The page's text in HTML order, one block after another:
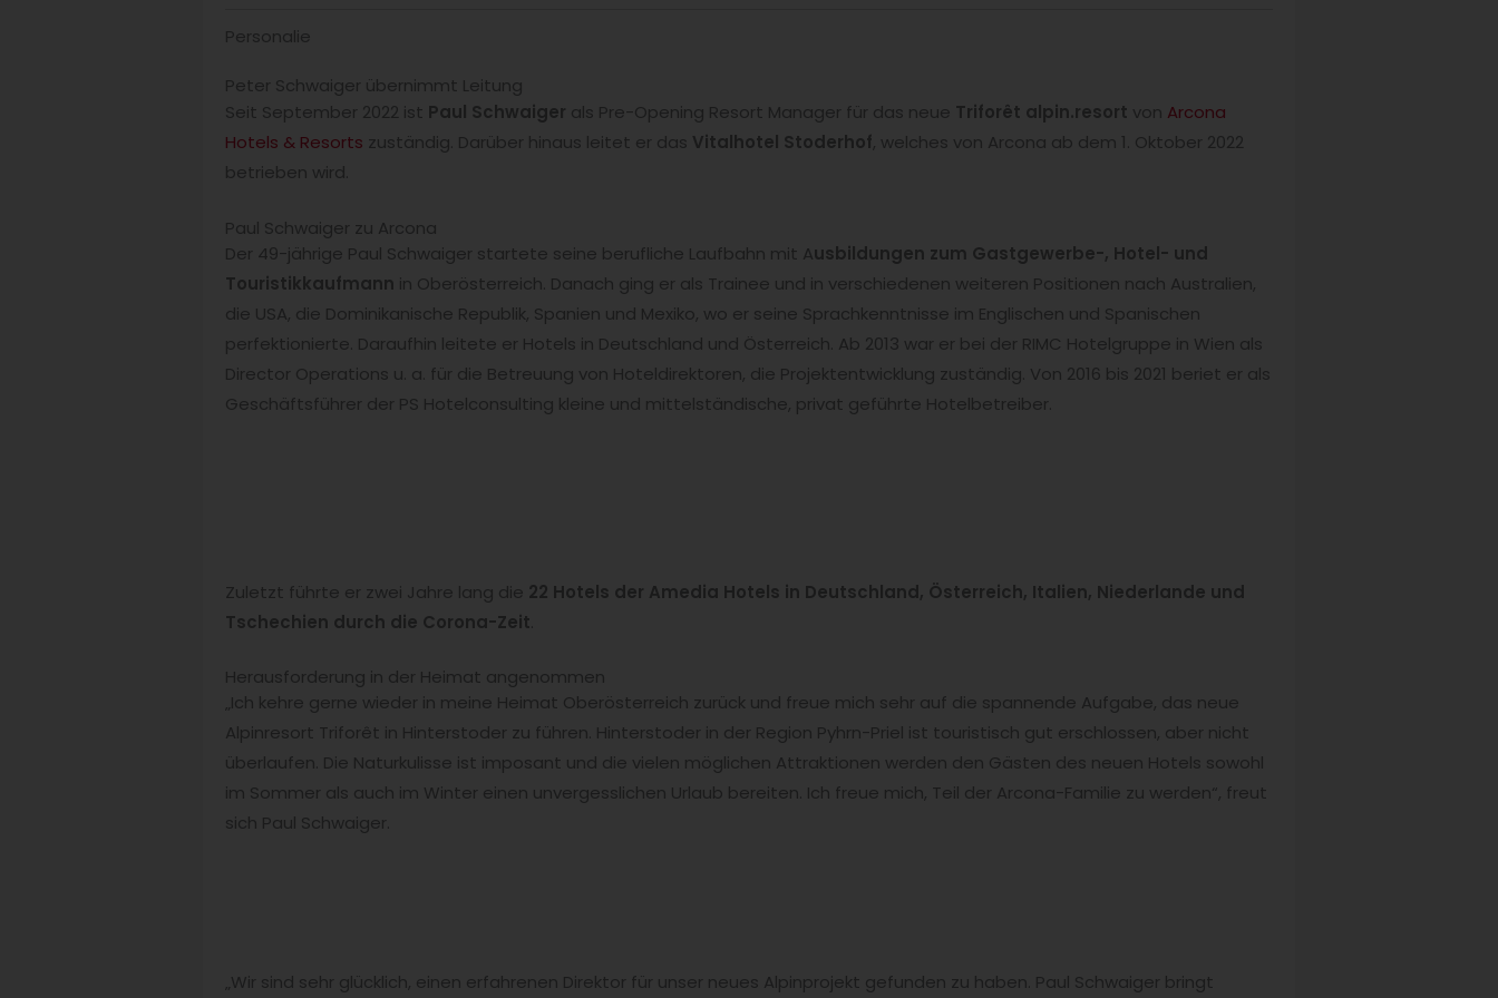
Personalie
Peter Schwaiger übernimmt Leitung
Seit September 2022 ist Paul Schwaiger als Pre-Opening Resort Manager für das neue Triforêt alpin.resort von Arcona
Hotels & Resorts zuständig. Darüber hinaus leitet er das Vitalhotel Stoderhof, welches von Arcona ab dem 1. Oktober 2022
betrieben wird.
Paul Schwaiger zu Arcona
Der 49-jährige Paul Schwaiger startete seine berufliche Laufbahn mit Ausbildungen zum Gastgewerbe-, Hotel- und
Touristikkaufmann in Oberösterreich. Danach ging er als Trainee und in verschiedenen weiteren Positionen nach Australien,
die USA, die Dominikanische Republik, Spanien und Mexiko, wo er seine Sprachkenntnisse im Englischen und Spanischen
perfektionierte. Daraufhin leitete er Hotels in Deutschland und Österreich. Ab 2013 war er bei der RIMC Hotelgruppe in Wien als
Director Operations u. a. für die Betreuung von Hoteldirektoren, die Projektentwicklung zuständig. Von 2016 bis 2021 beriet er als
Geschäftsführer der PS Hotelconsulting kleine und mittelständische, privat geführte Hotelbetreiber.
Zuletzt führte er zwei Jahre lang die 22 Hotels der Amedia Hotels in Deutschland, Österreich, Italien, Niederlande und
Tschechien durch die Corona-Zeit
Herausforderung in der Heimat angenommen
„Ich kehre gerne wieder in meine Heimat Oberösterreich zurück und freue mich sehr auf die spannende Aufgabe, das neue
Alpinresort Triforêt in Hinterstoder zu führen. Hinterstoder in der Region Pyhrn-Priel ist touristisch gut erschlossen, aber nicht
überlaufen. Die Naturkulisse ist imposant und die vielen möglichen Attraktionen werden den Gästen des neuen Hotels sowohl
im Sommer als auch im Winter einen unvergesslichen Urlaub bereiten. Ich freue mich, Teil der Arcona-Familie zu werden“, freut
sich Paul Schwaiger.
„Wir sind sehr glücklich, einen erfahrenen Direktor für unser neues Alpinprojekt gefunden zu haben. Paul Schwaiger bringt